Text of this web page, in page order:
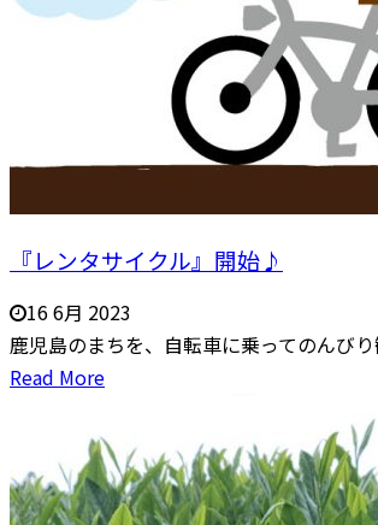
『レンタサイクル』開始♪
16 6月 2023
鹿児島のまちを、自転車に乗ってのんび
Read More